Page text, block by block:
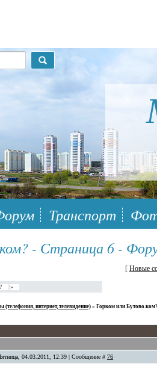
район Южное Бутово
Транспорт
- Страница 6 -
[ Новые
7 »
интернет, телевидение)» Горком или Бутово.ком?
04.03.2011, 12:39 | Сообщение # 76